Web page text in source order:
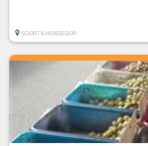
SOORTS-HOSSEGOR